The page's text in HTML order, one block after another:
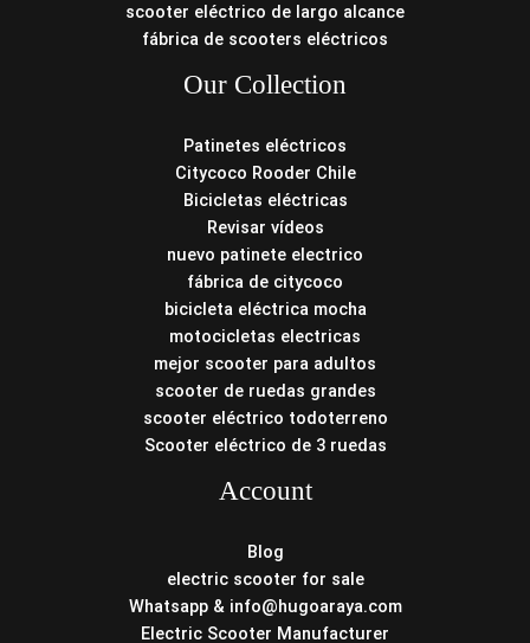
scooter eléctrico de largo alcance
fábrica de scooters eléctricos
Our Collection
Patinetes eléctricos
Citycoco Rooder Chile
Bicicletas eléctricas
Revisar vídeos
nuevo patinete electrico
fábrica de citycoco
bicicleta eléctrica mocha
motocicletas electricas
mejor scooter para adultos
scooter de ruedas grandes
scooter eléctrico todoterreno
Scooter eléctrico de 3 ruedas
Account
Blog
electric scooter for sale
Whatsapp & info@hugoaraya.com
Electric Scooter Manufacturer